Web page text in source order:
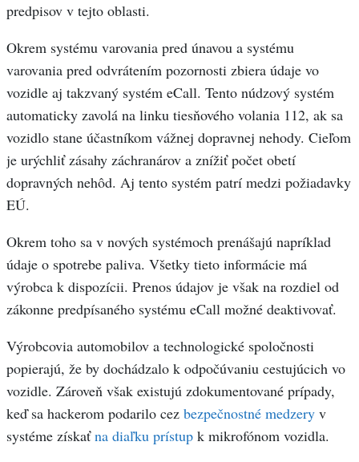
predpisov v tejto oblasti.
Okrem systému varovania pred únavou a systému
varovania pred odvrátením pozornosti zbiera údaje vo
vozidle aj takzvaný systém eCall. Tento núdzový systém
automaticky zavolá na linku tiesňového volania 112, ak sa
vozidlo stane účastníkom vážnej dopravnej nehody. Cieľom
je urýchliť zásahy záchranárov a znížiť počet obetí
dopravných nehôd. Aj tento systém patrí medzi požiadavky
EÚ.
Okrem toho sa v nových systémoch prenášajú napríklad
údaje o spotrebe paliva. Všetky tieto informácie má
výrobca k dispozícii. Prenos údajov je však na rozdiel od
zákonne predpísaného systému eCall možné deaktivovať.
Výrobcovia automobilov a technologické spoločnosti
popierajú, že by dochádzalo k odpočúvaniu cestujúcich vo
vozidle. Zároveň však existujú zdokumentované prípady,
keď sa hackerom podarilo cez bezpečnostné medzery v
systéme získaťna diaľku prístup k mikrofónom vozidla.